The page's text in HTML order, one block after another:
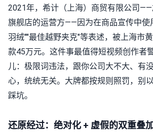
2021年，希计（上海）商贸有限公司
旗舰店的运营方——因为在商品宣传中使
羽绒""最佳越野夹克"等表述，被上海市
款45万元。这件事最值得短视频创作者
儿：极限词违法，跟你公司大不大、有
心，统统无关。大牌都按规则照罚，别
踩坑。
还原经过：绝对化 + 虚假的双重叠加